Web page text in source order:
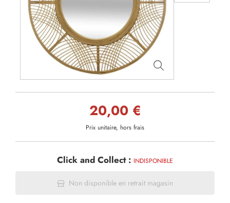
20,00 €
Prix unitaire, hors frais
Click and Collect : INDISPONIBLE
Non disponible en retrait magasin